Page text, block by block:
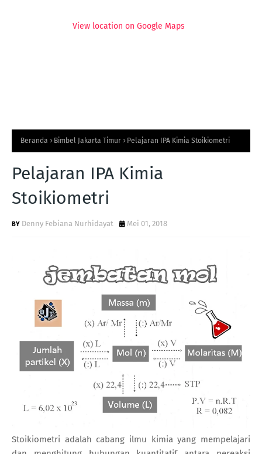
View location on Google Maps
Beranda Bimbel Jakarta Timur Pelajaran IPA Kimia Stoikiometri
Pelajaran IPA Kimia
Stoikiometri
Denny Febiana Nurhidayat Mei 01, 2018
Stoikiometri adalah cabang ilmu kimia yang mempelajari